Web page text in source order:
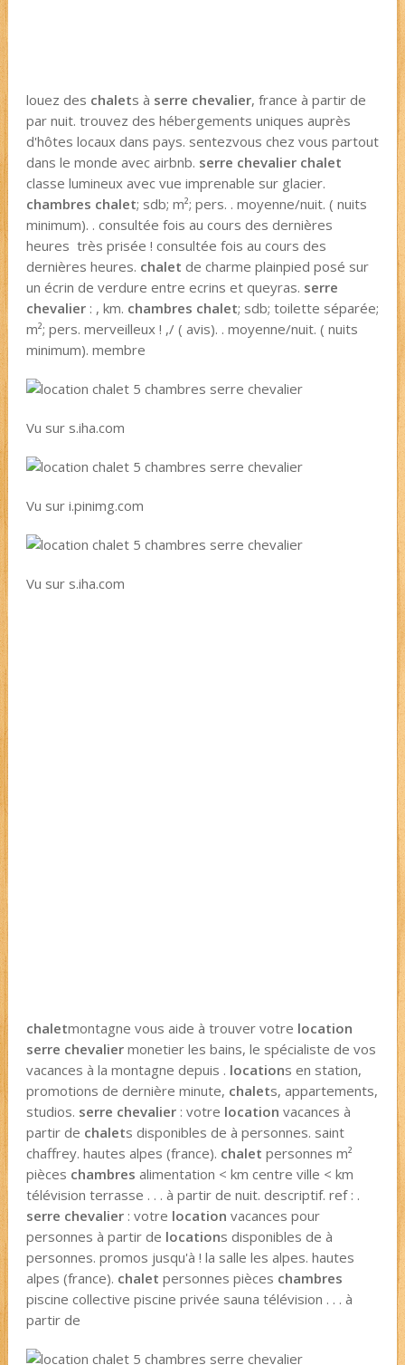
louez des chalets à serre chevalier, france à partir de
par nuit. trouvez des hébergements uniques auprès
d'hôtes locaux dans pays. sentezvous chez vous partout
dans le monde avec airbnb. serre chevalier chalet
classe lumineux avec vue imprenable sur glacier.
chambres chalet; sdb; m²; pers. . moyenne/nuit. ( nuits
minimum). . consultée fois au cours des dernières
heures très prisée ! consultée fois au cours des
dernières heures. chalet de charme plainpied posé sur
un écrin de verdure entre ecrins et queyras. serre
chevalier: , km. chambres chalet; sdb; toilette séparée;
m²; pers. merveilleux ! ,/ ( avis). . moyenne/nuit. ( nuits
minimum). membre
Vu sur s.iha.com
Vu sur i.pinimg.com
Vu sur s.iha.com
chaletmontagne vous aide à trouver votre location
serre chevaliermonetier les bains, le spécialiste de vos
vacances à la montagne depuis . locations en station,
promotions de dernière minute, chalets, appartements,
studios. serre chevalier: votre location vacances à
partir de chalets disponibles de à personnes. saint
chaffrey. hautes alpes (france). chalet personnes m²
pièces chambres alimentation < km centre ville < km
télévision terrasse . . . à partir de nuit. descriptif. ref : .
serre chevalier: votre location vacances pour
personnes à partir de locations disponibles de à
personnes. promos jusqu'à ! la salle les alpes. hautes
alpes (france). chalet personnes pièces chambres
piscine collective piscine privée sauna télévision . . . à
partir de